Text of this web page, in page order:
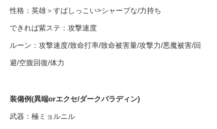
性格：英雄＞すばしっこい>シャープな/力持ち
できれば紫ステ：攻撃速度
ルーン：攻撃速度/致命打率/致命被害量/攻撃力/悪魔被害/回
避/空腹回復/体力
装備例(異端orエクセ/ダークパラディン)
武器：極ミョルニル